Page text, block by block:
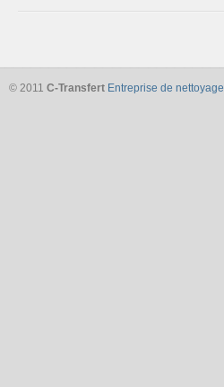
© 2011 C-Transfert Entreprise de nettoyage